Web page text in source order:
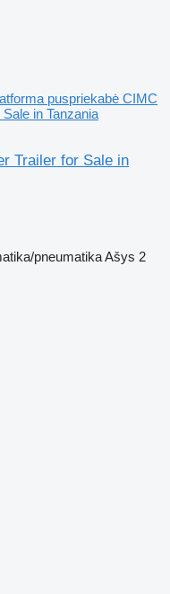
puspriekabė CIMC
in Tanzania
Trailer for Sale in
pneumatikaAšys 2